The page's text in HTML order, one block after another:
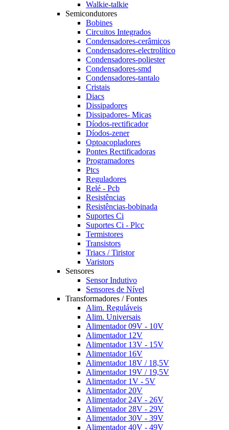
Walkie-talkie
Semicondutores
Bobines
Circuitos Integrados
Condensadores-cerâmicos
Condensadores-electrolítico
Condensadores-poliester
Condensadores-smd
Condensadores-tantalo
Cristais
Diacs
Dissipadores
Dissipadores- Micas
Díodos-rectificador
Díodos-zener
Optoacopladores
Pontes Rectificadoras
Programadores
Ptcs
Reguladores
Relé - Pcb
Resistências
Resistências-bobinada
Suportes Ci
Suportes Ci - Plcc
Termistores
Transistors
Triacs / Tiristor
Varistors
Sensores
Sensor Indutivo
Sensores de Nível
Transformadores / Fontes
Alim. Reguláveis
Alim. Universais
Alimentador 09V - 10V
Alimentador 12V
Alimentador 13V - 15V
Alimentador 16V
Alimentador 18V / 18,5V
Alimentador 19V / 19,5V
Alimentador 1V - 5V
Alimentador 20V
Alimentador 24V - 26V
Alimentador 28V - 29V
Alimentador 30V - 39V
Alimentador 40V - 49V